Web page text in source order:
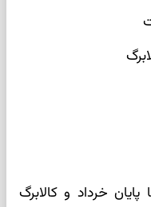
خرداد و کالابرگ